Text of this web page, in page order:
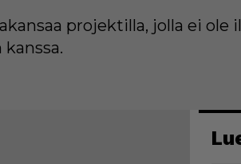
projektilla, jolla ei